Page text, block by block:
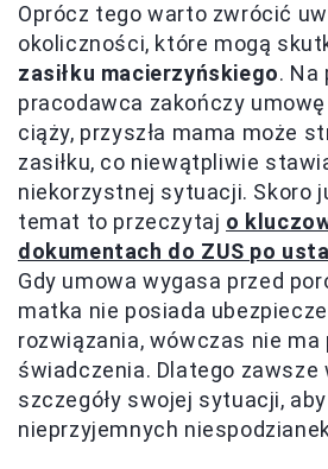
Oprócz tego warto zwrócić
okoliczności, które mogą
zasiłku macierzyńskiego. Na
pracodawca zakończy
ciąży, przyszła mama może
zasiłku, co niewątpliwie
niekorzystnej sytuacji. Skoro
temat to przeczytaj o
dokumentach do ZUS po
Gdy umowa wygasa przed
matka nie posiada
rozwiązania, wówczas nie ma
świadczenia. Dlatego
szczegóły swojej sytuacji,
nieprzyjemnych